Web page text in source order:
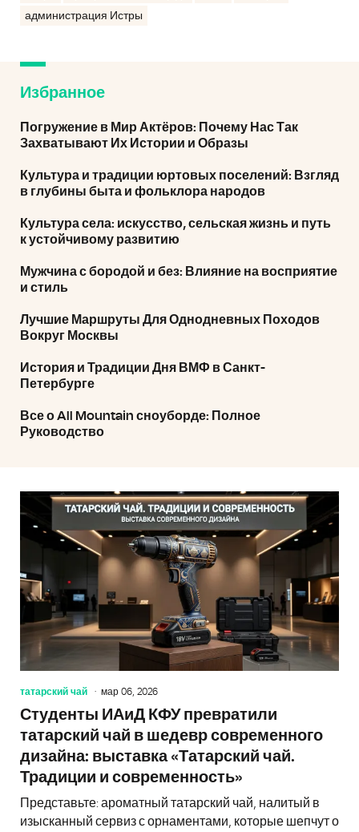
администрация Истры
Избранное
Погружение в Мир Актёров: Почему Нас Так
Захватывают Их Истории и Образы
Культура и традиции юртовых поселений: Взгляд
в глубины быта и фольклора народов
Культура села: искусство, сельская жизнь и путь
к устойчивому развитию
Мужчина с бородой и без: Влияние на восприятие
и стиль
Лучшие Маршруты Для Однодневных Походов
Вокруг Москвы
История и Традиции Дня ВМФ в Санкт-
Петербурге
Все о All Mountain сноуборде: Полное
Руководство
татарский чай мар 06, 2026
Студенты ИАиД КФУ превратили
татарский чай в шедевр современного
дизайна: выставка «Татарский чай.
Традиции и современность»
Представьте: ароматный татарский чай, налитый в
изысканный сервиз с орнаментами, которые шепчут о